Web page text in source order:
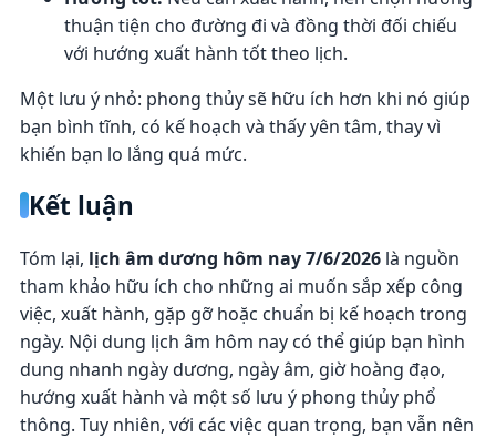
thuận tiện cho đường đi và đồng thời đối chiếu
với hướng xuất hành tốt theo lịch.
Một lưu ý nhỏ: phong thủy sẽ hữu ích hơn khi nó giúp
bạn bình tĩnh, có kế hoạch và thấy yên tâm, thay vì
khiến bạn lo lắng quá mức.
Kết luận
Tóm lại, lịch âm dương hôm nay 7/6/2026là nguồn
tham khảo hữu ích cho những ai muốn sắp xếp công
việc, xuất hành, gặp gỡ hoặc chuẩn bị kế hoạch trong
ngày. Nội dung lịch âm hôm nay có thể giúp bạn hình
dung nhanh ngày dương, ngày âm, giờ hoàng đạo,
hướng xuất hành và một số lưu ý phong thủy phổ
thông. Tuy nhiên, với các việc quan trọng, bạn vẫn nên